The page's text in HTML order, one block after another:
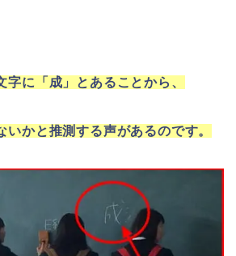
字に「成」とあることから、
いかと推測する声があるのです。